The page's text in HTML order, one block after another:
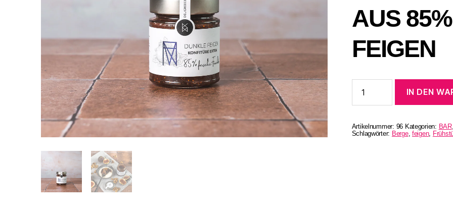
AUS
FEIGEN
Feigen
IN DEN
Artikelnummer: 96 Kategorien: BAR
Schlagwörter: Berge,feigen,